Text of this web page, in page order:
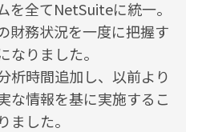
を全てNetSuiteに統一。
財務状況を一度に把握す
なりました。
析時間追加し、以前より
な情報を基に実施するこ
ました。